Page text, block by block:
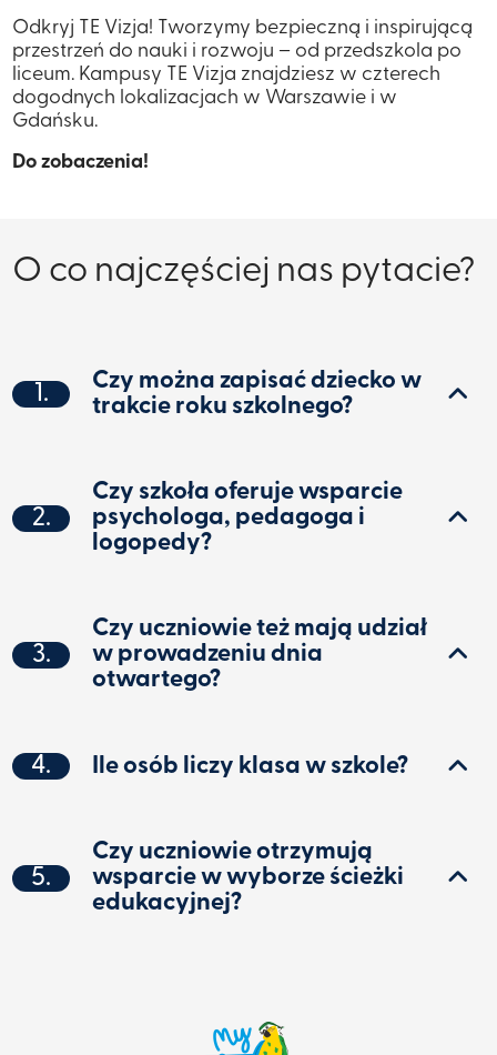
Odkryj TE Vizja! Tworzymy bezpieczną i inspirującą
przestrzeń do nauki i rozwoju – od przedszkola po
liceum. Kampusy TE Vizja znajdziesz w czterech
dogodnych lokalizacjach w Warszawie i w
Gdańsku.
Do zobaczenia!
O co najczęściej nas pytacie?
1.
Czy można zapisać dziecko w
trakcie roku szkolnego?
2.
Czy szkoła oferuje wsparcie
psychologa, pedagoga i
logopedy?
3.
Czy uczniowie też mają udział
w prowadzeniu dnia
otwartego?
4. Ile osób liczy klasa w szkole?
5.
Czy uczniowie otrzymują
wsparcie w wyborze ścieżki
edukacyjnej?